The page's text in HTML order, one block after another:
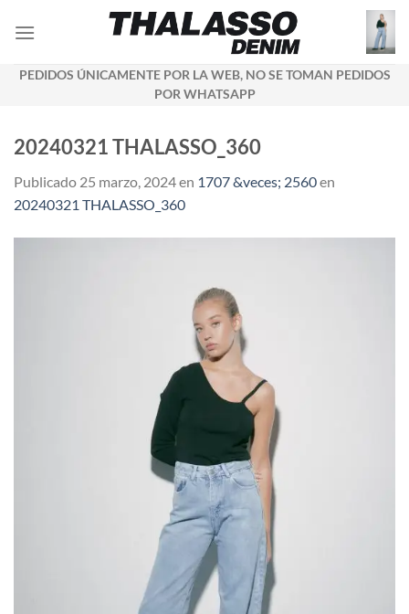
PEDIDOS ÚNICAMENTE POR LA WEB, NO SE TOMAN PEDIDOS
POR WHATSAPP
20240321 THALASSO_360
Publicado 25 marzo, 2024en 1707 &veces; 2560en
20240321 THALASSO_360